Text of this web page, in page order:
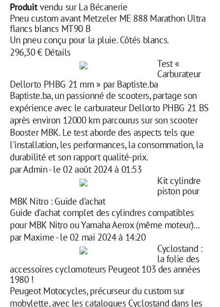
Produitvendu sur La Bécanerie
Pneu custom avant Metzeler ME 888 Marathon Ultra
flancs blancs MT90 B
Un pneu conçu pour la pluie. Côtés blancs.
296,30 € Détails
Test «
Carburateur
Dellorto PHBG 21 mm » par Baptiste.ba
Baptiste.ba, un passionné de scooters, partage son
expérience avec le carburateur Dellorto PHBG 21 BS
après environ 12000 km parcourus sur son scooter
Booster MBK. Le test aborde des aspects tels que
l'installation, les performances, la consommation, la
durabilité et son rapport qualité-prix.
parAdmin-le 02 août 2024 à 01:53
Kit cylindre
piston pour
MBK Nitro : Guide d'achat
Guide d'achat complet des cylindres compatibles
pour MBK Nitro ou Yamaha Aerox (même moteur)...
parMaxime-le 02 mai 2024 à 14:20
Cyclostand :
la folie des
accessoires cyclomoteurs Peugeot 103 des années
1980 !
Peugeot Motocycles, précurseur du custom sur
mobylette, avec les catalogues Cyclostand dans les